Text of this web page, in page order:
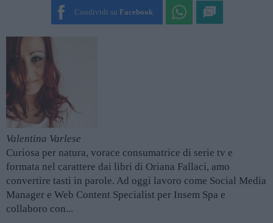
SUBMIT RATING
Condividi su Facebook
Valentina Varlese
Curiosa per natura, vorace consumatrice di serie tv e
formata nel carattere dai libri di Oriana Fallaci, amo
convertire tasti in parole. Ad oggi lavoro come Social Media
Manager e Web Content Specialist per Insem Spa e
collaboro con...